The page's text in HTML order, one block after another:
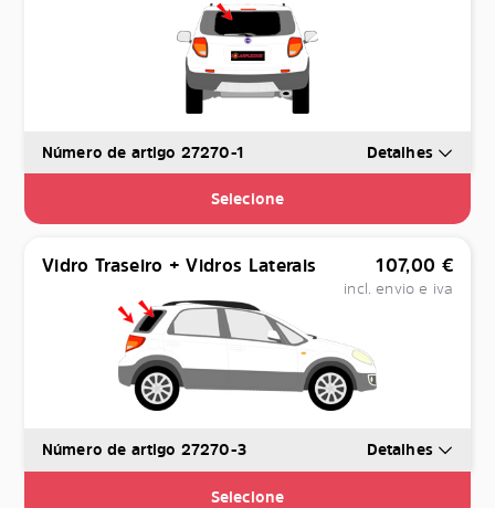
Número de artigo 27270-1 Detalhes
Selecione
Vidro Traseiro + Vidros Laterais 107,00 €
incl. envio e iva
Número de artigo 27270-3 Detalhes
Selecione